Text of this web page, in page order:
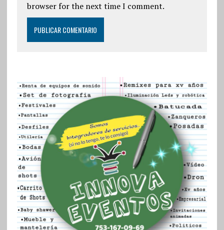
browser for the next time I comment.